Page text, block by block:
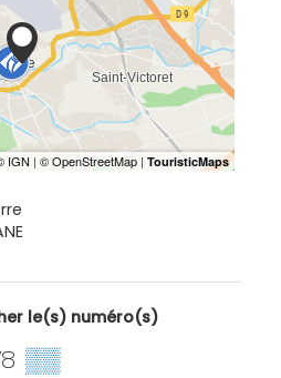
le(s) numéro(s)
▒▒